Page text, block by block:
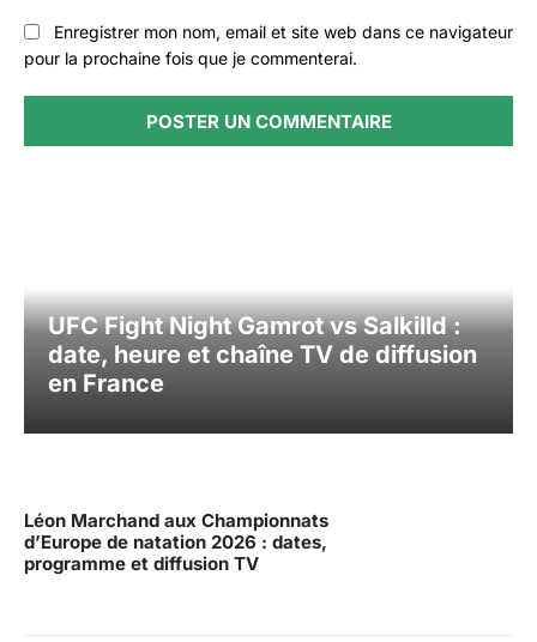
Enregistrer mon nom, email et site web dans ce navigateur
pour la prochaine fois que je commenterai.
UFC Fight Night Gamrot vs Salkilld :
date, heure et chaîne TV de diffusion
en France
Léon Marchand aux Championnats
d’Europe de natation 2026 : dates,
programme et diffusion TV